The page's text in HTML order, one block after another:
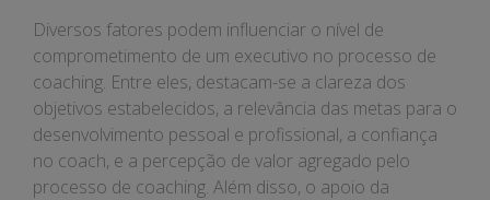
Diversos fatores podem influenciar o nível de
comprometimento de um executivo no processo de
coaching. Entre eles, destacam-se a clareza dos
objetivos estabelecidos, a relevância das metas para o
desenvolvimento pessoal e profissional, a confiança
no coach, e a percepção de valor agregado pelo
processo de coaching. Além disso, o apoio da